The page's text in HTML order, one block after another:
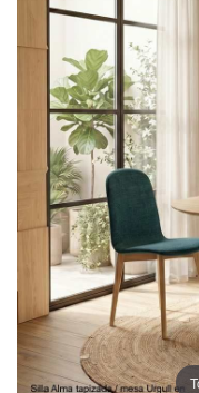
Sillas
Cocina
Mesas
Comedor
Sillas
Comedor
Porcelánico
Dekton